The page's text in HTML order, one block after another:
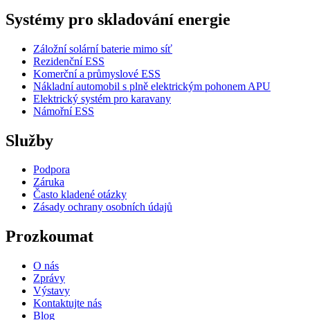
Systémy pro skladování energie
Záložní solární baterie mimo síť
Rezidenční ESS
Komerční a průmyslové ESS
Nákladní automobil s plně elektrickým pohonem APU
Elektrický systém pro karavany
Námořní ESS
Služby
Podpora
Záruka
Často kladené otázky
Zásady ochrany osobních údajů
Prozkoumat
O nás
Zprávy
Výstavy
Kontaktujte nás
Blog